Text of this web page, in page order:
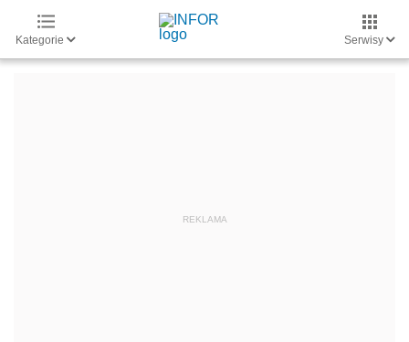
Kategorie Serwisy